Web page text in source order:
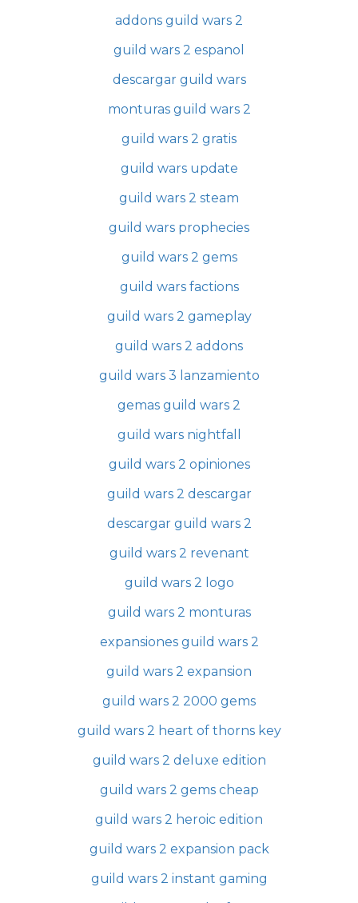
addons guild wars 2
guild wars 2 espanol
descargar guild wars
monturas guild wars 2
guild wars 2 gratis
guild wars update
guild wars 2 steam
guild wars prophecies
guild wars 2 gems
guild wars factions
guild wars 2 gameplay
guild wars 2 addons
guild wars 3 lanzamiento
gemas guild wars 2
guild wars nightfall
guild wars 2 opiniones
guild wars 2 descargar
descargar guild wars 2
guild wars 2 revenant
guild wars 2 logo
guild wars 2 monturas
expansiones guild wars 2
guild wars 2 expansion
guild wars 2 2000 gems
guild wars 2 heart of thorns key
guild wars 2 deluxe edition
guild wars 2 gems cheap
guild wars 2 heroic edition
guild wars 2 expansion pack
guild wars 2 instant gaming